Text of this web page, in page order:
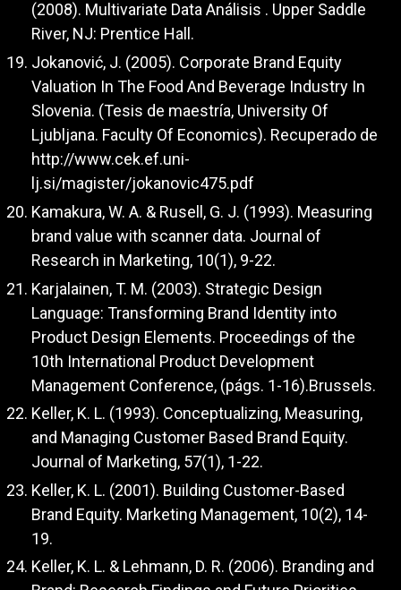
(2008). Multivariate Data Análisis . Upper Saddle
River, NJ: Prentice Hall.
Jokanović, J. (2005). Corporate Brand Equity
Valuation In The Food And Beverage Industry In
Slovenia. (Tesis de maestría, University Of
Ljubljana. Faculty Of Economics). Recuperado de
http://www.cek.ef.uni-
lj.si/magister/jokanovic475.pdf
Kamakura, W. A. & Rusell, G. J. (1993). Measuring
brand value with scanner data. Journal of
Research in Marketing, 10(1), 9-22.
Karjalainen, T. M. (2003). Strategic Design
Language: Transforming Brand Identity into
Product Design Elements. Proceedings of the
10th International Product Development
Management Conference, (págs. 1-16).Brussels.
Keller, K. L. (1993). Conceptualizing, Measuring,
and Managing Customer Based Brand Equity.
Journal of Marketing, 57(1), 1-22.
Keller, K. L. (2001). Building Customer-Based
Brand Equity. Marketing Management, 10(2), 14-
19.
Keller, K. L. & Lehmann, D. R. (2006). Branding and